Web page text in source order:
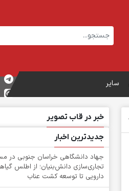
سایر
خبر در قاب تصویر
جدیدترین اخبار
جهاد دانشگاهی خراسان جنوبی در
تجاری‌سازی دانش‌بنیان؛ از اطلس
دارویی تا توسعه کشت عناب